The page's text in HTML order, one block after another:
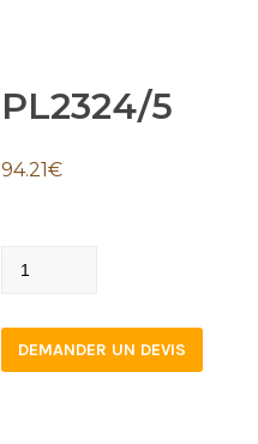
PL2324/5
94.21€
PL2324/5
DEMANDER UN DEVIS